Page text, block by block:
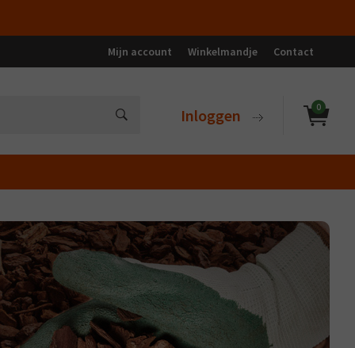
Mijn account Winkelmandje Contact
Inloggen 0